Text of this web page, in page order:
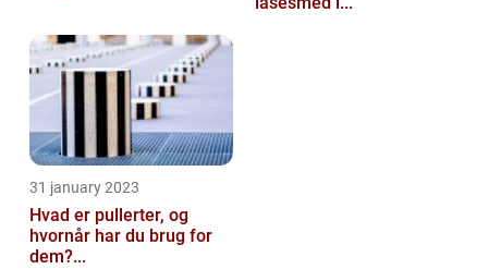
31 january 2023
Hvad er pullerter, og
hvornår har du brug for
dem?...